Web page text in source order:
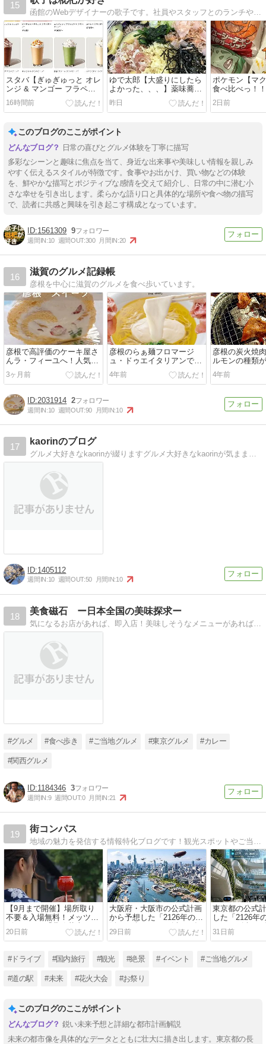
15
函館のWebデザイナーの歌子です。社員やスタッフとのランチや私の休日食べ歩き紹介ブログです！
スタバ【ぎゅぎゅっと オレ
ンジ & マンゴー フラペチ
ーノ】好き嫌い分かれる
16時間前
ゆで太郎【大盛りにしたら
よかった、、、】薬味蕎麦
うんまい！
昨日
ポケモン【マ
食べ比べっ！！
2日前
このブログのここがポイント
日常の喜びとグルメ体験を丁寧に描写
多彩なシーンと趣味に焦点を当て、身近な出来事や美味しい情報を親しみ
やすく伝えるスタイルが特徴です。食事やお出かけ、買い物などの体験
を、鮮やかな描写とポジティブな感情を交えて紹介し、日常の中に潜む小
さな幸せを引き出します。柔らかな語り口と具体的な場所や食べ物の描写
で、読者に共感と興味を引き起こす構成となっています。
1561309 9
週間IN:10 週間OUT:300 月間IN:20
16
滋賀のグルメ記録帳
彦根を中心に滋賀のグルメを食べ歩いています。
彦根で高評価のケーキ屋さ
んラ・フィーユへ！人気の
サクふわシュークリームと
ロールケーキを食べる
3ヶ月前
彦根のらぁ麺フロマージ
ュ・ドゥエイタリアンで生
ハムフロマージュを食べ
る！ミシュランガイドにも
掲載
4年前
彦根の炭火焼
ルモンの種類
温調理された
4年前
2031914 2
週間IN:10 週間OUT:90 月間IN:10
17
kaorinのブログ
1405112
週間IN:10 週間OUT:50 月間IN:10
18
美食磁石 ー日本全国の美味探求ー
気になるお店があれば、即入店！美味しそうなメニューがあれば、即注文！みなさんの「気になるを」どんどんレポートしていきます。特に、カレーには目がなく、関西だけではなく、全国を飛び回ります。
#グルメ #食べ歩き #ご当地グルメ #東京グルメ #カレー
#関西グルメ
1184346 3
週間IN:9 週間OUT:0 月間IN:21
19
街コンパス
【9月まで開催】場所取り
不要＆入場無料！メッツァ
ビレッジの「北欧花火」が
コスパ最強すぎる！
20日前
大阪府・大阪市の公式計画
から予想した「2126年の大
阪」の姿 シリーズ◆100年
後の日本の都市：第2話
話「進化する水都・大阪」
29日前
東京都の公式
した「2126年
シリーズ
の都市：第1話
31日前
#ドライブ #国内旅行 #観光 #絶景 #イベント #ご当地グルメ
#道の駅 #未来 #花火大会 #お祭り
このブログのここがポイント
鋭い未来予想と詳細な都市計画解説
未来の都市像を具体的なデータとともに壮大に描き出します。東京都の長